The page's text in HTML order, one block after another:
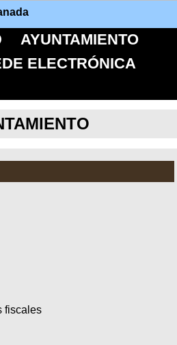
AYUNTAMIENTO
ELECTRÓNICA
fiscales